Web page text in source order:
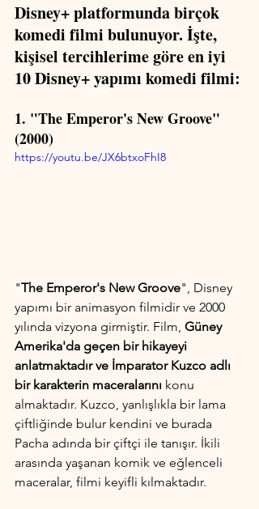
Disney+ platformunda birçok
komedi filmi bulunuyor. İşte,
kişisel tercihlerime göre en iyi
10 Disney+ yapımı komedi filmi:
1. "The Emperor's New Groove"
(2000)
https://youtu.be/JX6btxoFhI8
"The Emperor's New Groove", Disney
yapımı bir animasyon filmidir ve 2000
yılında vizyona girmiştir. Film, Güney
Amerika'da geçen bir hikayeyi
anlatmaktadır ve İmparator Kuzco adlı
bir karakterin maceralarını konu
almaktadır. Kuzco, yanlışlıkla bir lama
çiftliğinde bulur kendini ve burada
Pacha adında bir çiftçi ile tanışır. İkili
arasında yaşanan komik ve eğlenceli
maceralar, filmi keyifli kılmaktadır.